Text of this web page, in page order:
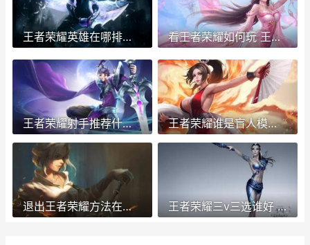
王者荣耀英雄在哪排名 最新版王者在哪里可以找到英雄排名 看王者荣耀如何玩 王者荣耀如何玩爆小乔最强出装
王者荣耀射手推荐什么 王者荣耀射手推荐什么英雄 王者荣耀谁是盲人模式 王者里的盲僧叫啥
退出王者荣耀方法在哪 怎么退出王者教程 王者荣耀三v三选谁好 王者荣耀三v三什么英雄厉害